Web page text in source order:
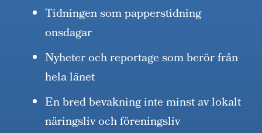
Tidningen som papperstidning
onsdagar
Nyheter och reportage som berör från
hela länet
En bred bevakning inte minst av lokalt
näringsliv och föreningsliv